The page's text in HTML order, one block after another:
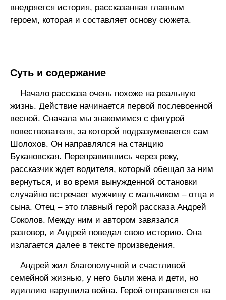
внедряется история, рассказанная главным
героем, которая и составляет основу сюжета.
Суть и содержание
Начало рассказа очень похоже на реальную
жизнь. Действие начинается первой послевоенной
весной. Сначала мы знакомимся с фигурой
повествователя, за которой подразумевается сам
Шолохов. Он направлялся на станцию
Букановская. Переправившись через реку,
рассказчик ждет водителя, который обещал за ним
вернуться, и во время вынужденной остановки
случайно встречает мужчину с мальчиком – отца и
сына. Отец – это главный герой рассказа Андрей
Соколов. Между ним и автором завязался
разговор, и Андрей поведал свою историю. Она
излагается далее в тексте произведения.
Андрей жил благополучной и счастливой
семейной жизнью, у него были жена и дети, но
идиллию нарушила война. Герой отправляется на